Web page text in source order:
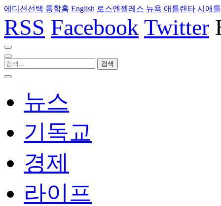
에디션선택 통합홈 English 로스엔젤레스 뉴욕 애틀랜타 시애틀
RSS Facebook Twitter
뉴스
기독교
경제
라이프